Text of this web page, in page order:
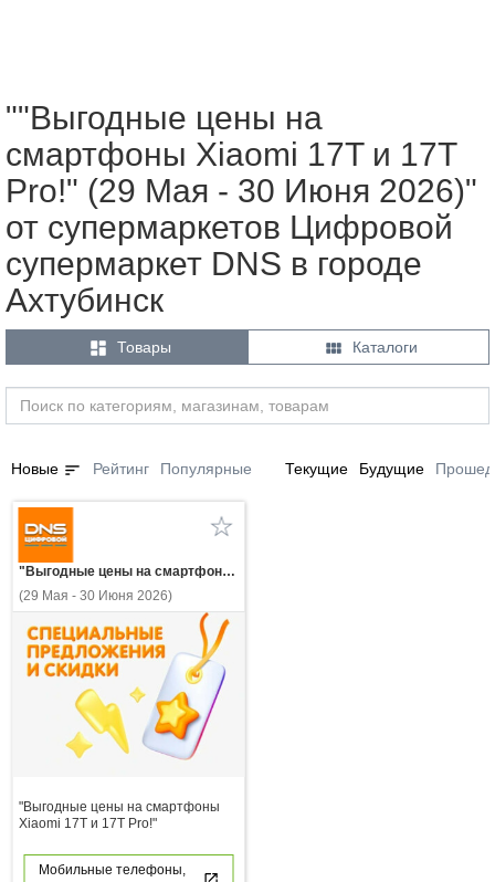
""Выгодные цены на
смартфоны Xiaomi 17T и 17T
Pro!" (29 Мая - 30 Июня 2026)"
от супермаркетов Цифровой
супермаркет DNS в городе
Ахтубинск
 Товары  Каталоги
Новые sort Рейтинг Популярные Текущие Будущие
"Выгодные цены на смартфоны Xiaomi 17T и 17T Pro!"
(29 Мая - 30 Июня 2026)
"Выгодные цены на смартфоны
Xiaomi 17T и 17T Pro!"
Мобильные телефоны,